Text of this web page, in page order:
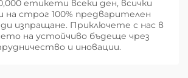
етикети всеки ден, всички
на строг 100% предварителен
изпращане. Приключете с нас в
на устойчиво бъдеще чрез
и иновации.